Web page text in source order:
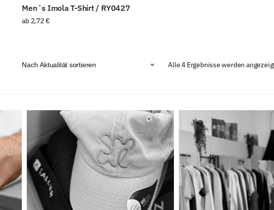
Men´s Imola T-Shirt / RY0427
ab 2,72€
Alle 4 Ergebnisse werden